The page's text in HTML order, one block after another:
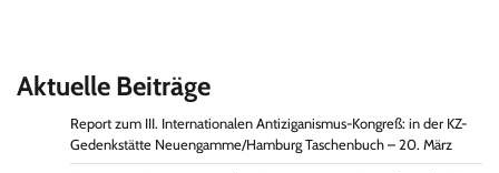
Aktuelle Beiträge
Report zum III. Internationalen Antiziganismus-Kongreß: in der KZ-
Gedenkstätte Neuengamme/Hamburg Taschenbuch – 20. März